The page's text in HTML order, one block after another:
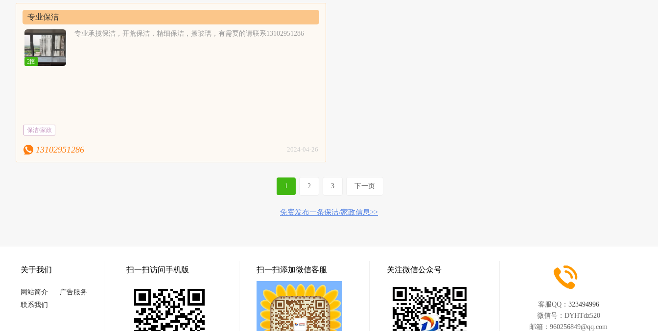
水晶灯清洗、地毯清洗等。【服务流程】
务；3、检查好服务区域及范围干净、无灰
技能和服务水平。3、我们员工自己携带保
洁工具和清洁剂，尽量不麻烦客户。所有清
洁剂为绿色，环保，中性的清洁剂对你的家
居倍加呵护。4、明码标价，满意付款，不
收小费。【服务收费】需要根据具体面积、
无水痕、无手印、无污渍、光亮洁净。6、专业美缝：瓷砖美缝剂施工、真瓷胶施工、瓷砖美缝、
瓷砖黑缝处理、瓷砖美容、地砖美缝等，选取正规卓高美缝剂，绿色环保无污染，可扫描瓶身查
验真伪；7、地毯清洗：山庄地毯清洗，沙发清洗、皮沙发清洗保养、清洗消毒，家庭块毯、酒店
地毯，商务楼地毯、家用块毯，纯毛块毯、纤维块毯，混纺地毯清洗。8、沙发清洗；皮革工艺清
洗、真皮工艺清洗。9、纱窗安装：专业安装纱窗；10、家具家电清洗：抽油烟机清洗、布艺沙发
自己携带保洁工具和清洁剂，尽量不麻烦客户。所有清洁剂为绿色，环保，中性的清洁剂对你的
家居倍加呵护。4、明码标价，满意付款，不收小费。【服务收费】需要根据具体面积、清理难度
等进行收费。
物业保洁管理制度，让小区业主生活的更安
璃表面无水痕、无手印、无污渍、光亮洁
地毯清洗：山庄地毯清洗，沙发清洗、皮沙
毯，商务楼地毯、家用块毯，纯毛块毯、纤
维块毯，混纺地毯清洗。8、沙发清洗；皮
革工艺清洗、真皮工艺清洗。9、纱窗安
装：专业安装纱窗；10、家具家电清洗：抽
专业保洁
2图
专业承揽保洁，开荒保洁，精细保洁，擦玻璃，有需要的请联系13102951286
保洁/家政
13102951286 2024-04-26
1 2 3 下一页
免费发布一条保洁/家政信息>>
关于我们
网站简介
广告服务
联系我们
扫一扫访问手机版 扫一扫添加微信客服 关注微信公众号
客服QQ： 323494996
微信号： DYHTdz520
邮箱： 960256849@qq.com